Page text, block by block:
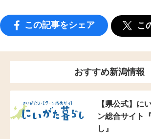
この記事をシェア こ
おすすめ新潟情報
【県公式】に
ン総合サイト
し』